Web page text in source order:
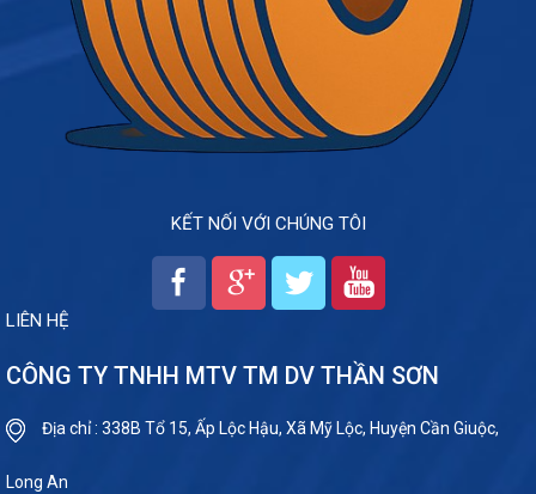
KẾT NỐI VỚI CHÚNG TÔI
LIÊN HỆ
CÔNG TY TNHH MTV TM DV THẦN SƠN
Địa chỉ : 338B Tổ 15, Ấp Lộc Hậu, Xã Mỹ Lộc, Huyện Cần Giuộc,
Long An